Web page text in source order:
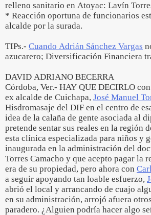
relleno sanitario en Atoyac: Lavín
* Reacción oportuna de funcionarios
alcalde por la surada.
TIPs.- Cuando Adrián Sánchez Vargas
azucarero; Diversificación Financiera
DAVID ADRIANO BECERRA
Córdoba, Ver.- HAY QUE DECIRLO
ex alcalde de Cuichapa, José Manuel
Hisdromasaje del DIF en el centro de
idea de la calaña de gente asociada al
pretende sentar sus reales en la región
esta clínica especializada para niños y
inaugurada en la administración del
Torres Camacho y que acepto pagar la
era de su propiedad, pero ahora con
a seguir apoyando tan loable esfuerzo,
abrió el local y arrancando de cuajo
en su administración, arrojó afuera
paradero. ¿Alguien podría hacer algo